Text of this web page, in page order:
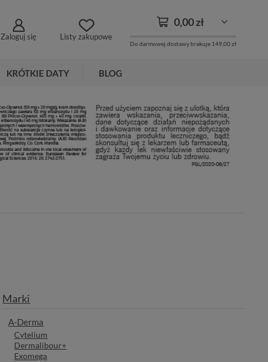
Zaloguj się Listy zakupowe
0,00 zł
Do darmowej dostawy brakuje 149,00 zł
KRÓTKIE DATY BLOG
Marki
A-Derma
Cytelium
Dermalibour+
Exomega